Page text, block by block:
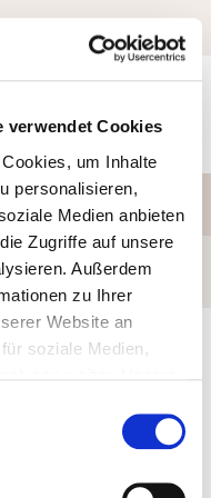
verwendet Cookies
um Inhalte
personalisieren,
Medien anbieten
Zugriffe auf unsere
Außerdem
zu Ihrer
Website an
soziale Medien,
weiteren Daten
Sie ihnen bereitgestellt
sie im Rahmen Ihrer
Coach
- Tel. 0971-698 99 051
Beratung